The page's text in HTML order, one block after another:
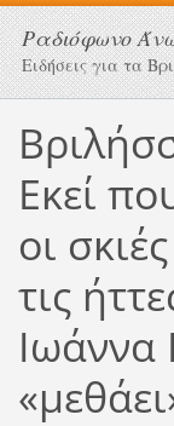
Ραδιόφωνο
Ειδήσεις για τα
Εκεί
οι
τις
Ιωάννα